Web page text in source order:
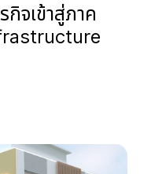
กิจเข้าสู่ภาค